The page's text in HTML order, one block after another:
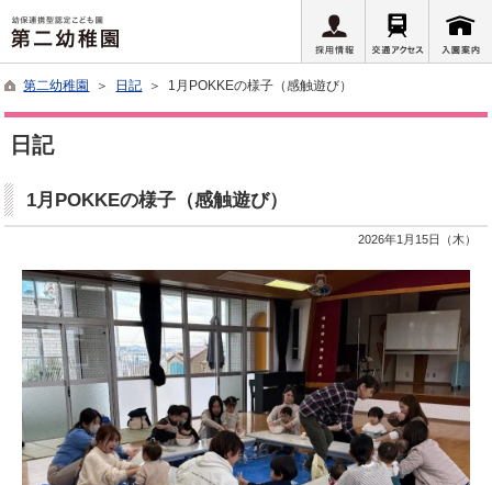
第二幼稚園 ＞ 日記 ＞ 1月POKKEの様子（感触遊び）
日記
1月POKKEの様子（感触遊び）
2026年1月15日（木）